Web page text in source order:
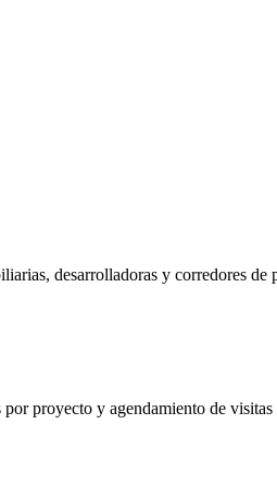
desarrolladoras y corredores de
proyecto y agendamiento de visitas